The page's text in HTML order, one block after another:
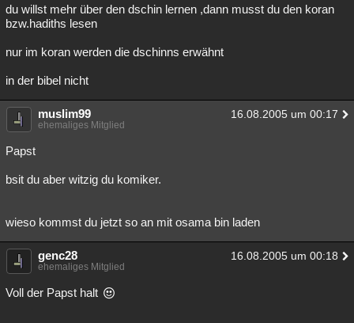
du willst mehr über den dschin lernen ,dann musst du den koran
bzw.hadiths lesen
nur im koran werden die dschinns erwähnt
in der bibel nicht
muslim99 16.08.2005 um 00:17
ehemaliges Mitglied
Papst
bsit du aber witzig du komiker.
wieso kommst du jetzt so an mit osama bin laden
genc28 16.08.2005 um 00:18
ehemaliges Mitglied
Voll der Papst halt